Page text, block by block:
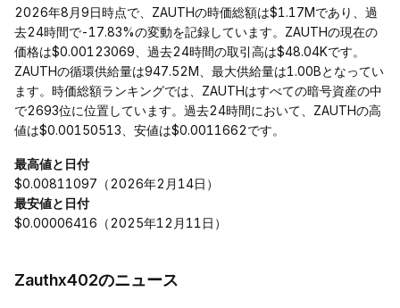
2026年8月9日時点で、ZAUTHの時価総額は$1.17Mであり、過
去24時間で-17.83%の変動を記録しています。ZAUTHの現在の
価格は$0.00123069、過去24時間の取引高は$48.04Kです。
ZAUTHの循環供給量は947.52M、最大供給量は1.00Bとなってい
ます。時価総額ランキングでは、ZAUTHはすべての暗号資産の中
で2693位に位置しています。過去24時間において、ZAUTHの高
値は$0.00150513、安値は$0.0011662です。
最高値と日付
$0.00811097（2026年2月14日）
最安値と日付
$0.00006416（2025年12月11日）
Zauthx402のニュース